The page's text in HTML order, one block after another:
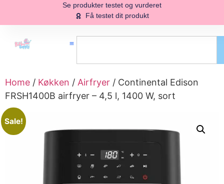
Se produkter testet og vurderet
Få testet dit produkt
Home / Køkken / Airfryer / Continental Edison
FRSH1400B airfryer – 4,5 l, 1400 W, sort
Sale!